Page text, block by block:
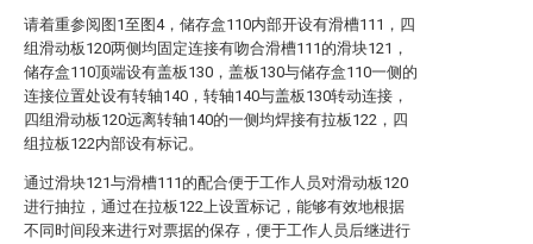
请着重参阅图1至图4，储存盒110内部开设有滑槽111，四
组滑动板120两侧均固定连接有吻合滑槽111的滑块121，
储存盒110顶端设有盖板130，盖板130与储存盒110一侧的
连接位置处设有转轴140，转轴140与盖板130转动连接，
四组滑动板120远离转轴140的一侧均焊接有拉板122，四
组拉板122内部设有标记。
通过滑块121与滑槽111的配合便于工作人员对滑动板120
进行抽拉，通过在拉板122上设置标记，能够有效地根据
不同时间段来进行对票据的保存，便于工作人员后继进行